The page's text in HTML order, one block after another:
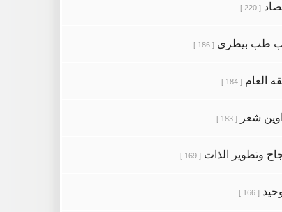
[ 220 ]
طب بيطرى [ 186 ]
العام [ 184 ]
شعر [ 183 ]
وتطوير الذات [ 169 ]
[ 166 ]